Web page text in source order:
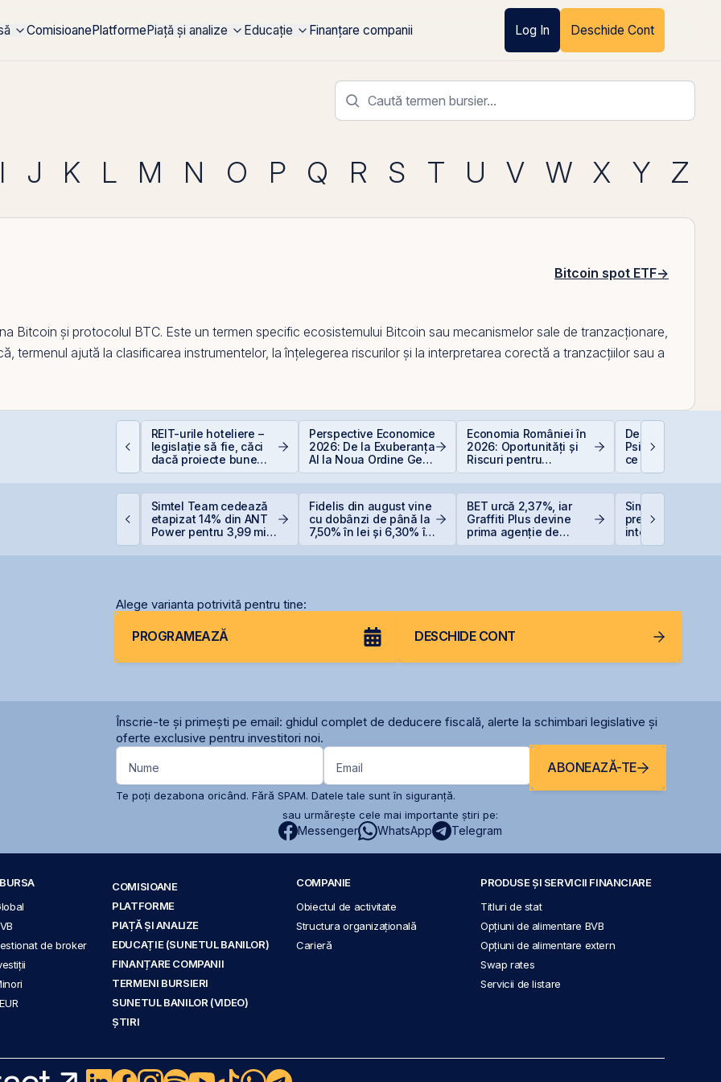
ComisioanePlatformePiață și analize Educație Finanțare companii Log In Deschide Cont
I J K L M N O P Q R S T U V W X Y Z
Bitcoin spot ETF→
Bitcoin și protocolul BTC. Este un termen specific ecosistemului Bitcoin sau mecanismelor sale de tranzacționare,
termenul ajută la clasificarea instrumentelor, la înțelegerea riscurilor și la interpretarea corectă a tranzacțiilor sau a
REIT-urile hoteliere –
legislație să fie, căci
dacă proiecte bune
sunt și banii se găsesc
Perspective Economice
2026: De la Exuberanța
AI la Noua Ordine Geo-
Economică
Economia României în
2026: Oportunități și
Riscuri pentru
Investitori
De la Caritas la
Psihologia fricii
ce 98,5% dintre
evită investițiile
Simtel Team cedează
etapizat 14% din ANT
Power pentru 3,99 mil.
Fidelis din august vine
cu dobânzi de până la
7,50% în lei și 6,30% în
BET urcă 2,37%, iar
Graffiti Plus devine
prima agenție de
Simtel își extinde
prezența
internațională
deschiderea unei
Alege varianta potrivită pentru tine:
PROGRAMEAZĂ DESCHIDE CONT
Înscrie-te și primești pe email: ghidul complet de deducere fiscală, alerte la schimbari legislative și
oferte exclusive pentru investitori noi.
Nume Email ABONEAZĂ-TE
Te poți dezabona oricând. Fără SPAM. Datele tale sunt în siguranță.
sau urmărește cele mai importante știri pe:
Messenger WhatsApp Telegram
de broker
COMISIOANE
PLATFORME
PIAȚĂ ȘI ANALIZE
EDUCAȚIE (SUNETUL BANILOR)
FINANȚARE COMPANII
TERMENI BURSIERI
SUNETUL BANILOR (VIDEO)
ȘTIRI
COMPANIE
Obiectul de activitate
Structura organizațională
Carieră
PRODUSE ȘI SERVICII FINANCIARE
Titluri de stat
Opțiuni de alimentare BVB
Opțiuni de alimentare extern
Swap rates
Servicii de listare